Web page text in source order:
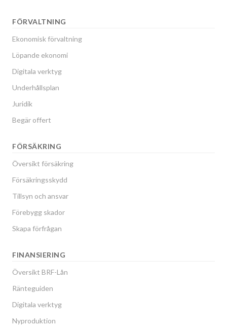
FÖRVALTNING
Ekonomisk förvaltning
Löpande ekonomi
Digitala verktyg
Underhållsplan
Juridik
Begär offert
FÖRSÄKRING
Översikt försäkring
Försäkringsskydd
Tillsyn och ansvar
Förebygg skador
Skapa förfrågan
FINANSIERING
Översikt BRF-Lån
Ränteguiden
Digitala verktyg
Nyproduktion